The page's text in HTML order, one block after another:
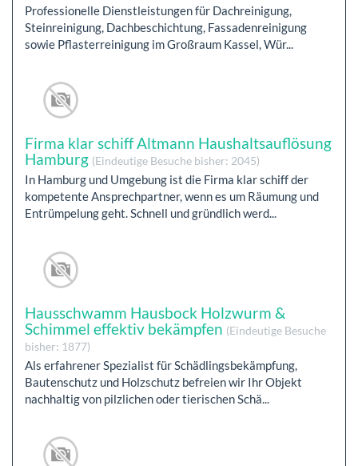
Professionelle Dienstleistungen für Dachreinigung,
Steinreinigung, Dachbeschichtung, Fassadenreinigung
sowie Pflasterreinigung im Großraum Kassel, Wür...
Firma klar schiff Altmann Haushaltsauflösung
Hamburg (Eindeutige Besuche bisher: 2045)
In Hamburg und Umgebung ist die Firma klar schiff der
kompetente Ansprechpartner, wenn es um Räumung und
Entrümpelung geht. Schnell und gründlich werd...
Hausschwamm Hausbock Holzwurm &
Schimmel effektiv bekämpfen (Eindeutige Besuche
bisher: 1877)
Als erfahrener Spezialist für Schädlingsbekämpfung,
Bautenschutz und Holzschutz befreien wir Ihr Objekt
nachhaltig von pilzlichen oder tierischen Schä...